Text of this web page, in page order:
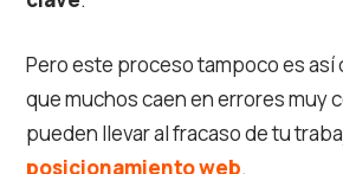
Pero este proceso tampoco es así
que muchos caen en errores muy
pueden llevar al fracaso de tu
posicionamiento web.